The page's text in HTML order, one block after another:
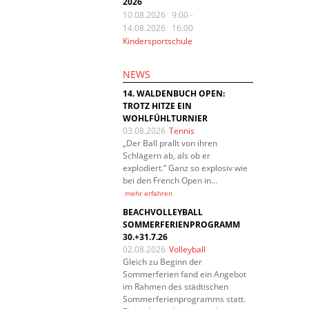
10.08.2026 9:00 -
14.08.2026 16:00
Kindersportschule
NEWS
14. WALDENBUCH OPEN:
TROTZ HITZE EIN
WOHLFÜHLTURNIER
03.08.2026 Tennis
„Der Ball prallt von ihren
Schlägern ab, als ob er
explodiert.“ Ganz so explosiv wie
bei den French Open in…
mehr erfahren
BEACHVOLLEYBALL
SOMMERFERIENPROGRAMM
30.+31.7.26
02.08.2026 Volleyball
Gleich zu Beginn der
Sommerferien fand ein Angebot
im Rahmen des städtischen
Sommerferienprogramms statt.